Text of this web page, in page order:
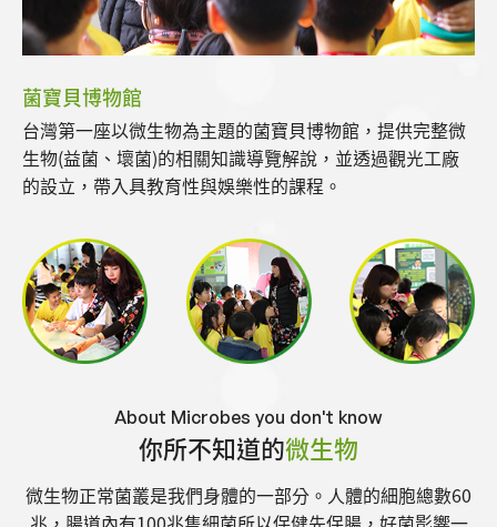
菌寶貝博物館
台灣第一座以微生物為主題的菌寶貝博物館，提供完整微
生物(益菌、壞菌)的相關知識導覽解說，並透過觀光工廠
的設立，帶入具教育性與娛樂性的課程。
About Microbes you don't know
你所不知道的微生物
微生物正常菌叢是我們身體的一部分。人體的細胞總數60